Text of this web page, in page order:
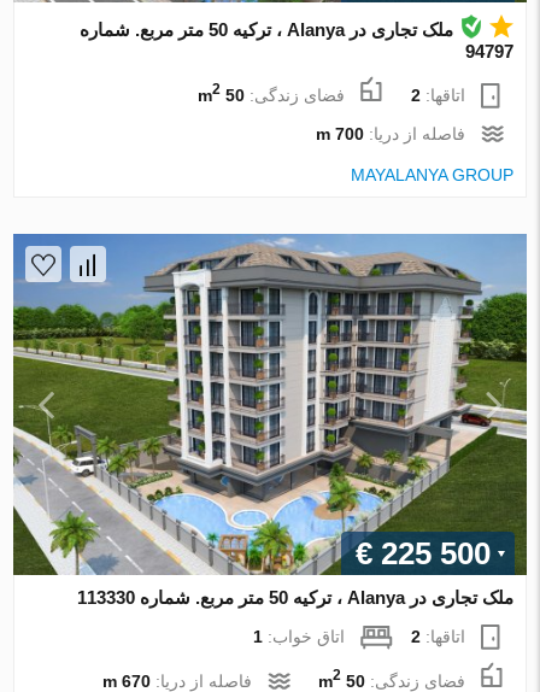
ملک تجاری در Alanya ، ترکیه 50 متر مربع. شماره
94797
اتاقها:2 فضای زندگی:50 m
2
فاصله از دریا:700 m
MAYALANYA GROUP
€ 225 500
ملک تجاری در Alanya ، ترکیه 50 متر مربع. شماره 113330
اتاقها:2 اتاق خواب:1
فضای زندگی:50 m
2 فاصله از دریا:670 m